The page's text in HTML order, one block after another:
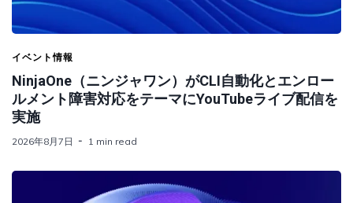
イベント情報
NinjaOne（ニンジャワン）がCLI自動化とエンロー
ルメント障害対応をテーマにYouTubeライブ配信を
実施
2026年8月7日 1 min read